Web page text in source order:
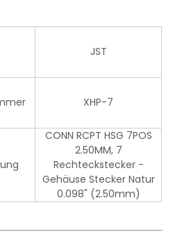
JST
XHP-7
CONN RCPT HSG 7POS
2.50MM, 7
Rechteckstecker -
Gehäuse Stecker Natur
0.098" (2.50mm)